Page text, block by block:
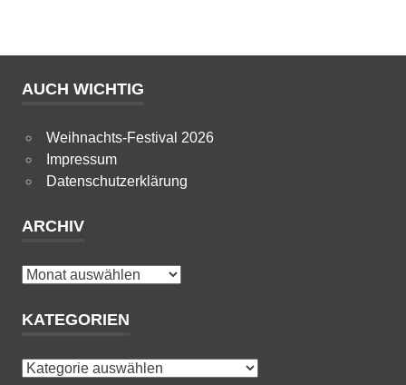
AUCH WICHTIG
Weihnachts-Festival 2026
Impressum
Datenschutzerklärung
ARCHIV
Archiv
KATEGORIEN
Kategorien